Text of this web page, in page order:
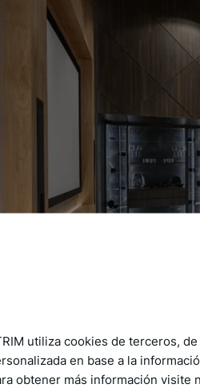
utiliza cookies de terceros,
en base a la
obtener más información visite